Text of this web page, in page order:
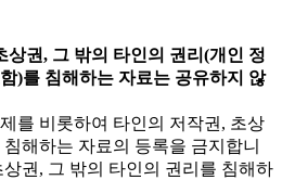
상권, 그 밖의 타인의 권리(개인 정
)를 침해하는 자료는 공유하지 않
를 비롯하여 타인의 저작권, 초상
해하는 자료의 등록을 금지합니
권, 그 밖의 타인의 권리를 침해하